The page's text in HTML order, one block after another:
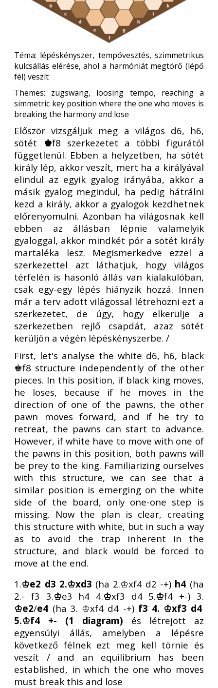
Téma: lépéskényszer, tempóvesztés, szimmetrikus
kulcsállás elérése, ahol a harmóniát megtörő (lépő
fél) veszít
Themes: zugswang, loosing tempo, reaching a
simmetric key position where the one who moves is
breaking the harmony and lose
Először vizsgáljuk meg a világos d6, h6,
sötét ♚f8 szerkezetet a többi figurától
függetlenül. Ebben a helyzetben, ha sötét
király lép, akkor veszít, mert ha a királyával
elindul az egyik gyalog irányába, akkor a
másik gyalog megindul, ha pedig hátrálni
kezd a király, akkor a gyalogok kezdhetnek
előrenyomulni. Azonban ha világosnak kell
ebben az állásban lépnie valamelyik
gyaloggal, akkor mindkét pór a sötét király
martaléka lesz. Megismerkedve ezzel a
szerkezettel azt láthatjuk, hogy világos
térfelén is hasonló állás van kialakulóban,
csak egy-egy lépés hiányzik hozzá. Innen
már a terv adott világossal létrehozni ezt a
szerkezetet, de úgy, hogy elkerülje a
szerkezetben rejlő csapdát, azaz sötét
kerüljön a végén lépéskényszerbe. /
First, let's analyse the white d6, h6, black
♚f8 structure independently of the other
pieces. In this position, if black king moves,
he loses, because if he moves in the
direction of one of the pawns, the other
pawn moves forward, and if he try to
retreat, the pawns can start to advance.
However, if white have to move with one of
the pawns in this position, both pawns will
be prey to the king. Familiarizing ourselves
with this structure, we can see that a
similar position is emerging on the white
side of the board, only one-one step is
missing. Now the plan is clear, creating
this structure with white, but in such a way
as to avoid the trap inherent in the
structure, and black would be forced to
move at the end.
1.♔e2 d3 2.♔xd3 (ha 2.♔xf4 d2 -+) h4 (ha
2.- f3 3.♔e3 h4 4.♔xf3 d4 5.♔f4 +-) 3.
♔e2/e4 (ha 3. ♔xf4 d4 -+) f3 4. ♔xf3 d4
5.♔f4 +- (1 diagram) és létrejött az
egyensúlyi állás, amelyben a lépésre
következő félnek ezt meg kell törnie és
veszít / and an equilibrium has been
established, in which the one who moves
must break this and lose